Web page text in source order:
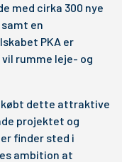
med cirka 300 nye
en
PKA er
rumme leje- og
købt dette attraktive
projektet og
finder sted i
ambition at